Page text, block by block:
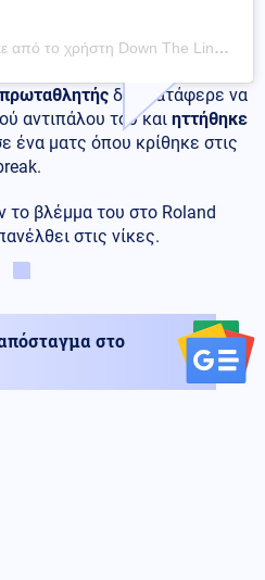
Η δημοσίευση κοινοποιήθηκε από το χρήστη Down The Line (@downtheline.gr)
δεν κατάφερε να
αντιπάλου του και ηττήθηκε
ένα ματς όπου κρίθηκε στις
το βλέμμα του στο Roland
στις νίκες.
στο